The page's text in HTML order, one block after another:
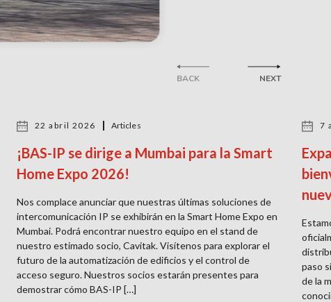
BACK
22 abril 2026 Articles
¡BAS-IP se dirige a Mumbai para la Smart
Home Expo 2026!
Nos complace anunciar que nuestras últimas soluciones de
intercomunicación IP se exhibirán en la Smart Home Expo en
Mumbai. Podrá encontrar nuestro equipo en el stand de
nuestro estimado socio, Cavitak. Visítenos para explorar el
futuro de la automatización de edificios y el control de
acceso seguro. Nuestros socios estarán presentes para
demostrar cómo BAS-IP […]
7
paso
de la
NEXT